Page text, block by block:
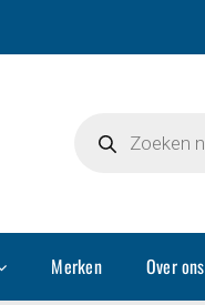
zoeken
Merken Over ons